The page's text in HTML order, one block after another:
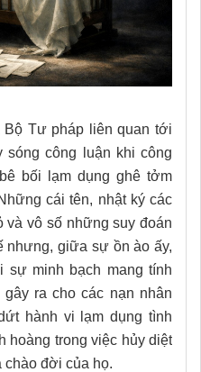
Tư pháp liên quan tới
sóng công luận khi công
bối lạm dụng ghê tởm
cái tên, nhật ký các
và vô số những suy đoán
nhưng, giữa sự ồn ào ấy,
minh bạch mang tính
ra cho các nạn nhân
hành vi lạm dụng tình
hoàng trong việc hủy diệt
đời của họ.